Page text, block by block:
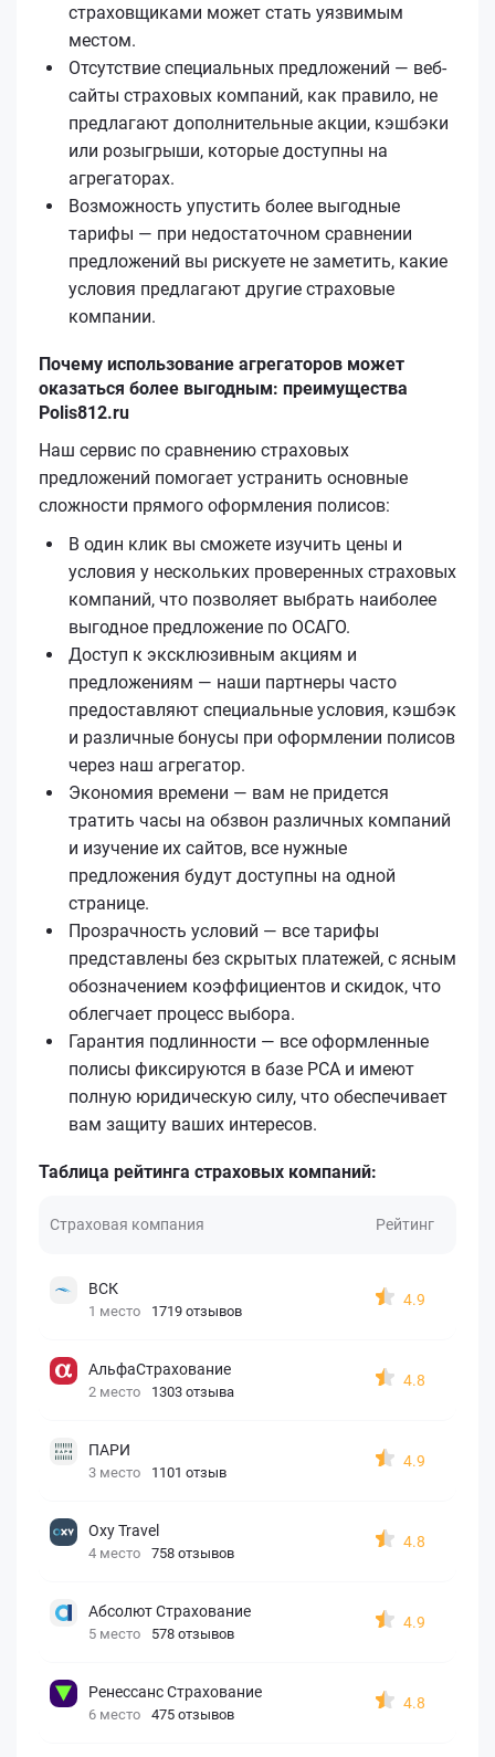
страховщиками может стать уязвимым
местом.
Отсутствие специальных предложений — веб-
сайты страховых компаний, как правило, не
предлагают дополнительные акции, кэшбэки
или розыгрыши, которые доступны на
агрегаторах.
Возможность упустить более выгодные
тарифы — при недостаточном сравнении
предложений вы рискуете не заметить, какие
условия предлагают другие страховые
компании.
Почему использование агрегаторов может
оказаться более выгодным: преимущества
Polis812.ru
Наш сервис по сравнению страховых
предложений помогает устранить основные
сложности прямого оформления полисов:
В один клик вы сможете изучить цены и
условия у нескольких проверенных страховых
компаний, что позволяет выбрать наиболее
выгодное предложение по ОСАГО.
Доступ к эксклюзивным акциям и
предложениям — наши партнеры часто
предоставляют специальные условия, кэшбэк
и различные бонусы при оформлении полисов
через наш агрегатор.
Экономия времени — вам не придется
тратить часы на обзвон различных компаний
и изучение их сайтов, все нужные
предложения будут доступны на одной
странице.
Прозрачность условий — все тарифы
представлены без скрытых платежей, с ясным
обозначением коэффициентов и скидок, что
облегчает процесс выбора.
Гарантия подлинности — все оформленные
полисы фиксируются в базе РСА и имеют
полную юридическую силу, что обеспечивает
вам защиту ваших интересов.
Таблица рейтинга страховых компаний:
Страховая компания Рейтинг
ВСК
1 место 1719 отзывов
4.9
АльфаСтрахование
2 место 1303 отзыва
4.8
ПАРИ
3 место 1101 отзыв
4.9
Oxy Travel
4 место 758 отзывов
4.8
Абсолют Страхование
5 место 578 отзывов
4.9
Ренессанс Страхование
6 место 475 отзывов
4.8